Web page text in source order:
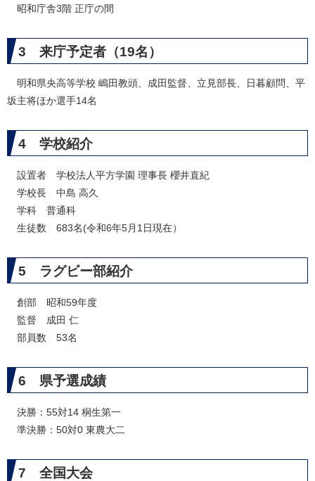
昭和庁舎3階 正庁の間
3 来庁予定者（19名）
明和県央高等学校 嶋田教頭、成田監督、立見部長、日暮顧問、平
坂主将ほか選手14名
4 学校紹介
設置者 学校法人平方学園 理事長 櫻井直紀
学校長 中島 高久
学科 普通科
生徒数 683名(令和6年5月1日現在）
5 ラグビー部紹介
創部 昭和59年度
監督 成田 仁
部員数 53名
6 県予選成績
決勝：55対14 桐生第一
準決勝：50対0 東農大二​
7 全国大会